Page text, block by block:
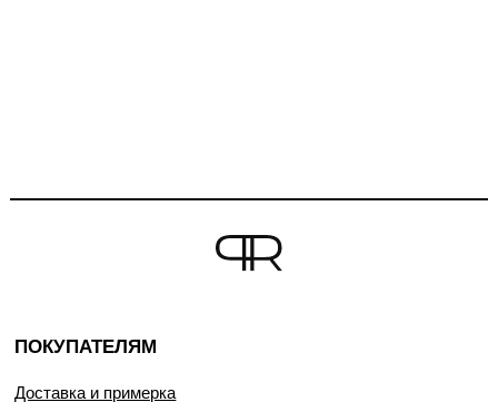
ПОКУПАТЕЛЯМ
Доставка и примерка